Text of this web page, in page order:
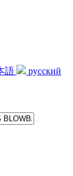
語
русский